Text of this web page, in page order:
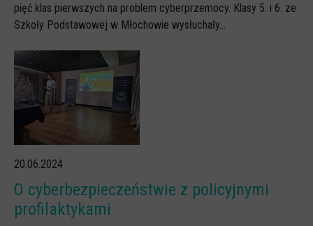
pięć klas pierwszych na problem cyberprzemocy. Klasy 5. i 6. ze
Szkoły Podstawowej w Młochowie wysłuchały...
20.06.2024
O cyberbezpieczeństwie z policyjnymi
profilaktykami
Cykl webinarów - Gadanie o internecie
Cykl webinarów - marzec 2026
Multimedia
Kreskówki
Filmy
Spoty
Audiobooki
Infografiki